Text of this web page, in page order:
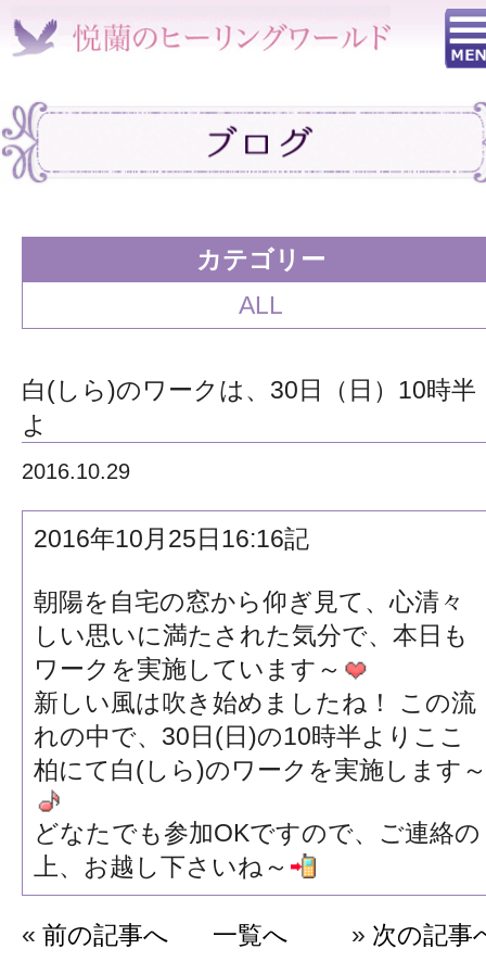
カテゴリー
ALL
白(しら)のワークは、30日（日）10時半
よ
2016.10.29
2016年10月25日16:16記
朝陽を自宅の窓から仰ぎ見て、心清々
しい思いに満たされた気分で、本日も
ワークを実施しています～
新しい風は吹き始めましたね！ この流
れの中で、30日(日)の10時半よりここ
柏にて白(しら)のワークを実施します～
どなたでも参加OKですので、ご連絡の
上、お越し下さいね～
« 前の記事へ 一覧へ » 次の記事